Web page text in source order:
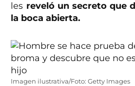
les reveló un secreto que
la boca abierta.
Imagen ilustrativa/Foto: Getty Images